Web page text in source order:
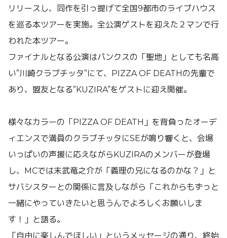
リリースし、同作を引っ提げて全国9都市のライブハウス
を巡る本ツアーを実施。全公演ゲストを迎えた２マンで行
われた本ツアー。
ファイナルとなる公演はパンクスの「聖地」としても名高
い”川崎クラブチッタ”にて、PIZZA OF DEATHの先輩で
あり、盟友となる”KUZIRA”をゲストに迎え開催。
様々なカラーの「PIZZA OF DEATH」を背負ったオーデ
ィエンスで満員のクラブチッタにSEが鳴り響くと、会場
いっぱいの声援に応えながらKUZIRAのメンバーが登場
し、MCでは末武竜之介が「義理の兄になるのかな？」と
サバシスターとの関係に言及しながら「これからもずっと
一緒にやっていきたいと思うんでよろしくお願いしま
す！」と語る。
「自由に楽しんでほしい」というメッセージの通り、終始